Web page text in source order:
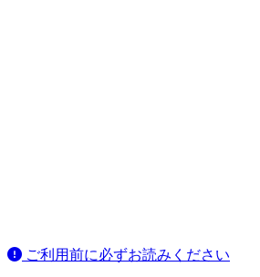
ご利用前に必ずお読みください